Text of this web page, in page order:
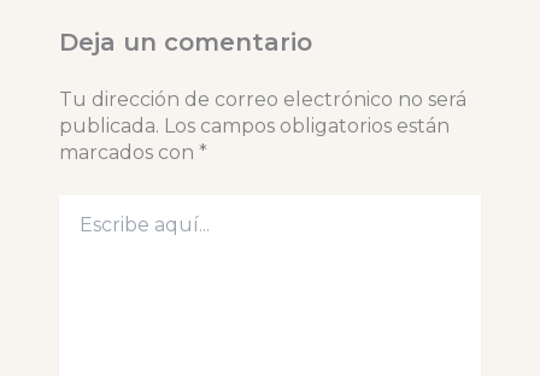
Deja un comentario
Tu dirección de correo electrónico no será
publicada. Los campos obligatorios están
marcados con *
aquí...